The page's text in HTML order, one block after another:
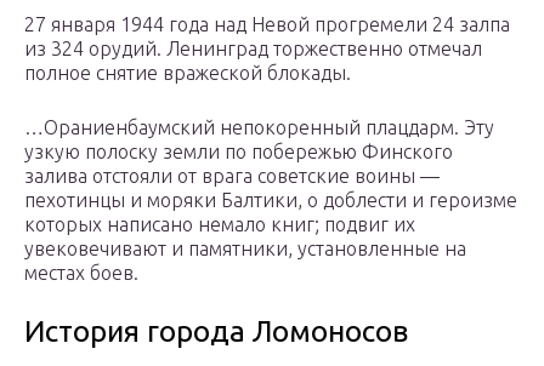
27 января 1944 года над Невой прогремели 24 залпа
из 324 орудий. Ленинград торжественно отмечал
полное снятие вражеской блокады.
…Ораниенбаумский непокоренный плацдарм. Эту
узкую полоску земли по побережью Финского
залива отстояли от врага советские воины —
пехотинцы и моряки Балтики, о доблести и героизме
которых написано немало книг; подвиг их
увековечивают и памятники, установленные на
местах боев.
История города Ломоносов